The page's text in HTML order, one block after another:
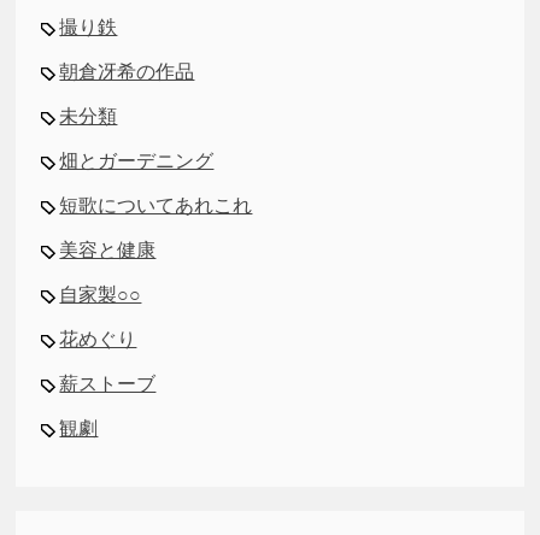
撮り鉄
朝倉冴希の作品
未分類
畑とガーデニング
短歌についてあれこれ
美容と健康
自家製○○
花めぐり
薪ストーブ
観劇